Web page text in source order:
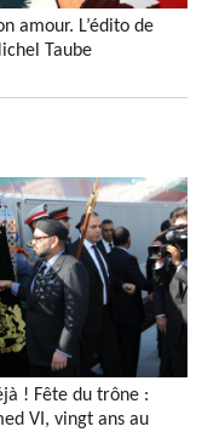
amour. L’édito de
Taube
! Fête du trône :
VI, vingt ans au